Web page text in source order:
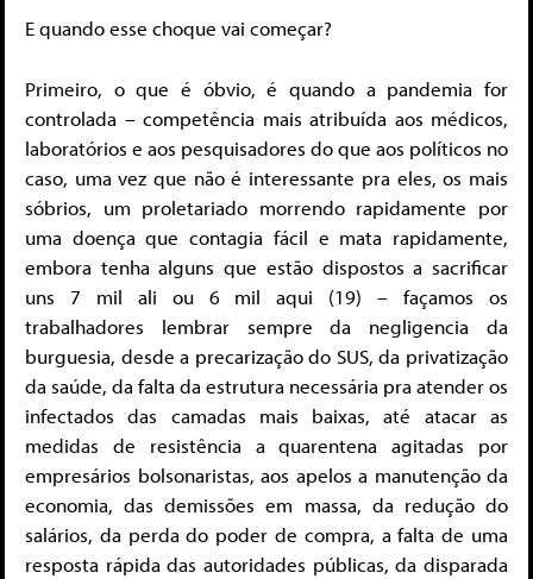
E quando esse choque vai começar?
Primeiro, o que é óbvio, é quando a pandemia for
controlada – competência mais atribuída aos médicos,
laboratórios e aos pesquisadores do que aos políticos no
caso, uma vez que não é interessante pra eles, os mais
sóbrios, um proletariado morrendo rapidamente por
uma doença que contagia fácil e mata rapidamente,
embora tenha alguns que estão dispostos a sacrificar
uns 7 mil ali ou 6 mil aqui (19) – façamos os
trabalhadores lembrar sempre da negligencia da
burguesia, desde a precarização do SUS, da privatização
da saúde, da falta da estrutura necessária pra atender os
infectados das camadas mais baixas, até atacar as
medidas de resistência a quarentena agitadas por
empresários bolsonaristas, aos apelos a manutenção da
economia, das demissões em massa, da redução do
salários, da perda do poder de compra, a falta de uma
resposta rápida das autoridades públicas, da disparada